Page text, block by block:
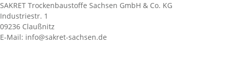
SAKRET Trockenbaustoffe Sachsen GmbH & Co. KG
Industriestr. 1
09236 Claußnitz
E-Mail: info@sakret-sachsen.de